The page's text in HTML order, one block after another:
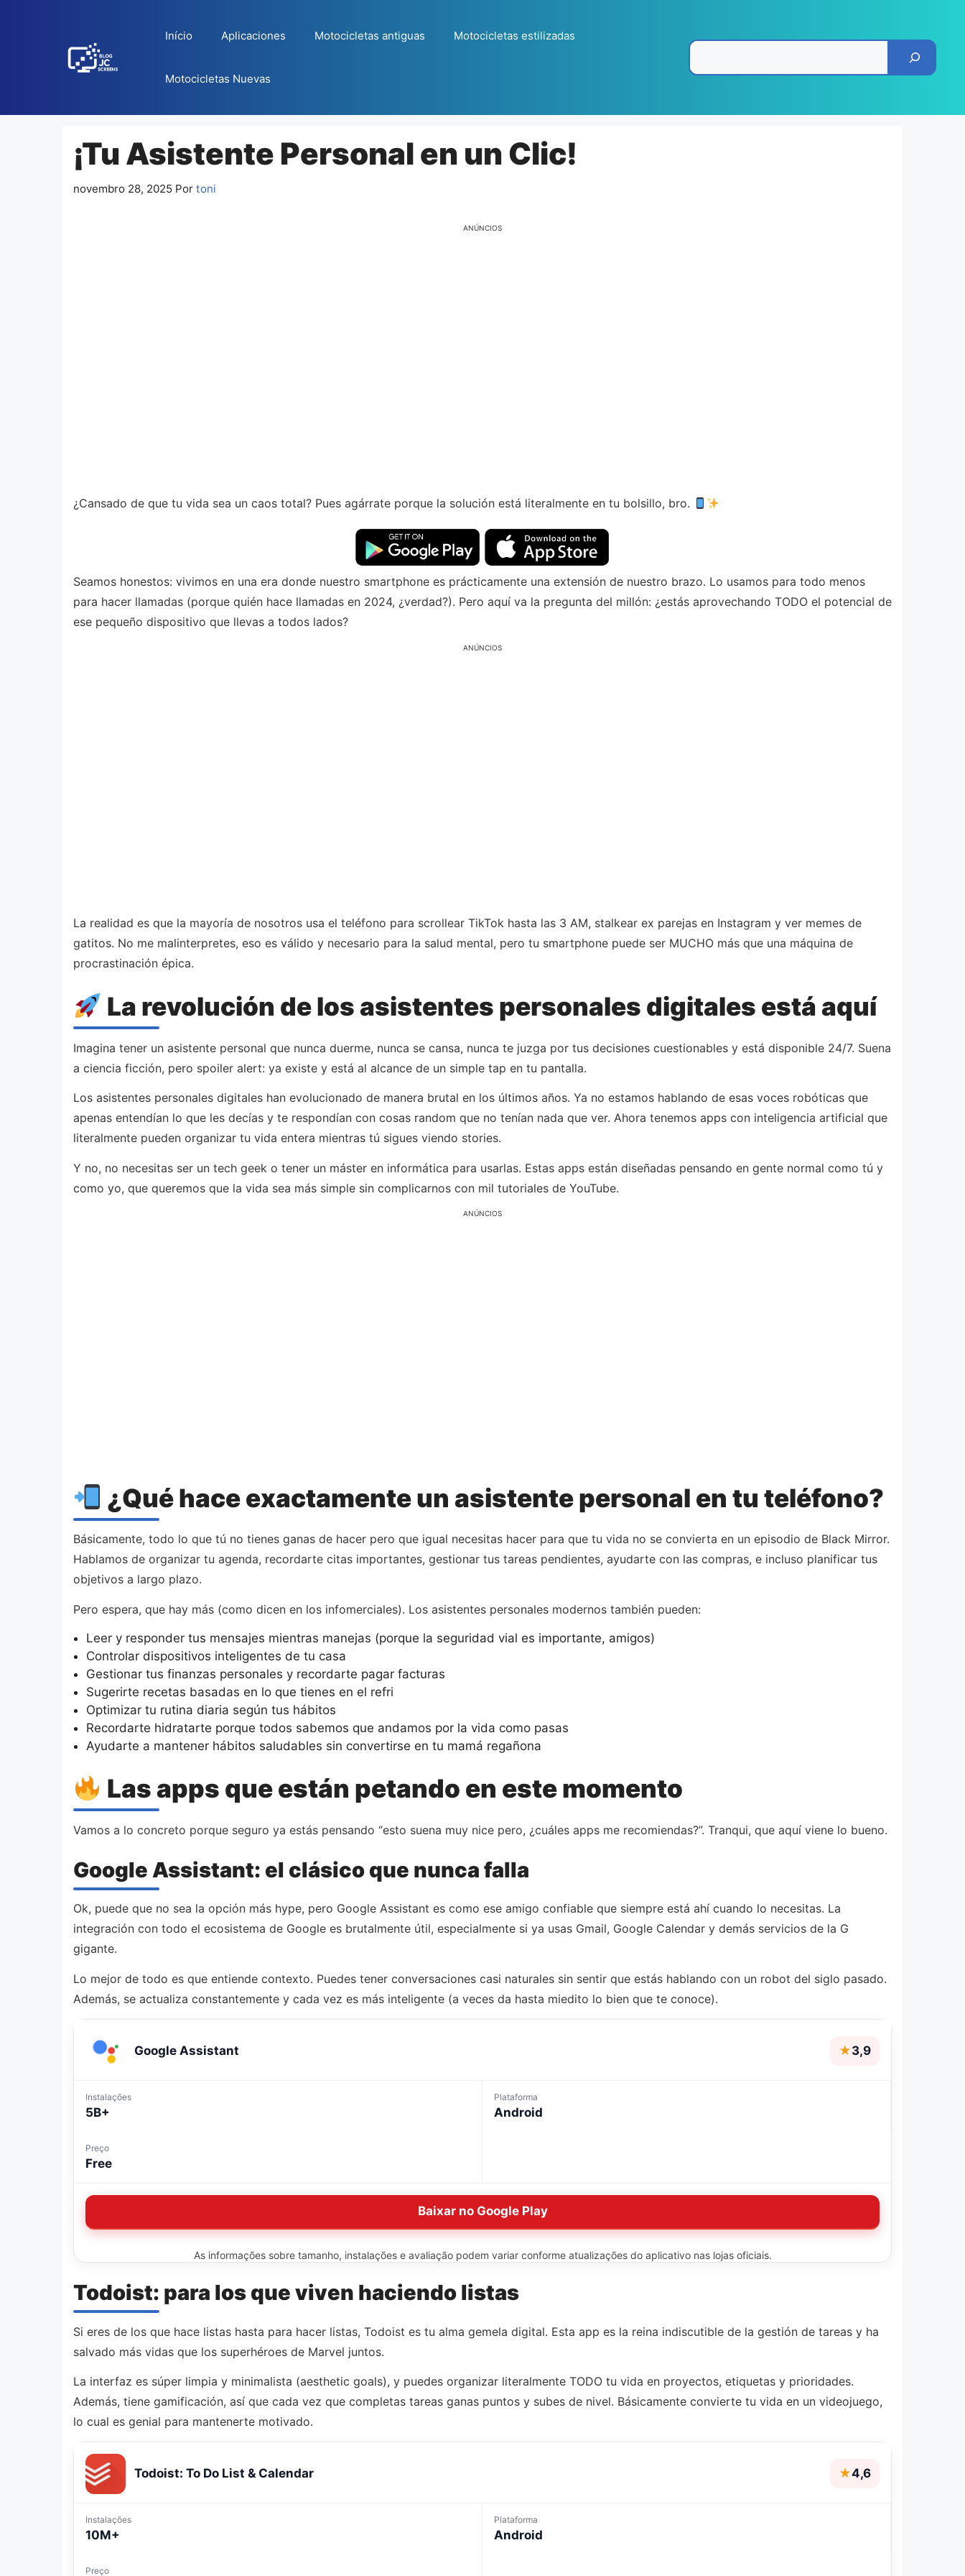
Início Aplicaciones Motocicletas antiguas Motocicletas estilizadas
Motocicletas Nuevas
¡Tu Asistente Personal en un Clic!
novembro 28, 2025 Por toni
ANÚNCIOS
¿Cansado de que tu vida sea un caos total? Pues agárrate porque la solución está literalmente en tu bolsillo, bro.
Seamos honestos: vivimos en una era donde nuestro smartphone es prácticamente una extensión de nuestro brazo. Lo usamos para todo menos
para hacer llamadas (porque quién hace llamadas en 2024, ¿verdad?). Pero aquí va la pregunta del millón: ¿estás aprovechando TODO el potencial de
ese pequeño dispositivo que llevas a todos lados?
ANÚNCIOS
La realidad es que la mayoría de nosotros usa el teléfono para scrollear TikTok hasta las 3 AM, stalkear ex parejas en Instagram y ver memes de
gatitos. No me malinterpretes, eso es válido y necesario para la salud mental, pero tu smartphone puede ser MUCHO más que una máquina de
procrastinación épica.
La revolución de los asistentes personales digitales está aquí
Imagina tener un asistente personal que nunca duerme, nunca se cansa, nunca te juzga por tus decisiones cuestionables y está disponible 24/7. Suena
a ciencia ficción, pero spoiler alert: ya existe y está al alcance de un simple tap en tu pantalla.
Los asistentes personales digitales han evolucionado de manera brutal en los últimos años. Ya no estamos hablando de esas voces robóticas que
apenas entendían lo que les decías y te respondían con cosas random que no tenían nada que ver. Ahora tenemos apps con inteligencia artificial que
literalmente pueden organizar tu vida entera mientras tú sigues viendo stories.
Y no, no necesitas ser un tech geek o tener un máster en informática para usarlas. Estas apps están diseñadas pensando en gente normal como tú y
como yo, que queremos que la vida sea más simple sin complicarnos con mil tutoriales de YouTube.
ANÚNCIOS
¿Qué hace exactamente un asistente personal en tu teléfono?
Básicamente, todo lo que tú no tienes ganas de hacer pero que igual necesitas hacer para que tu vida no se convierta en un episodio de Black Mirror.
Hablamos de organizar tu agenda, recordarte citas importantes, gestionar tus tareas pendientes, ayudarte con las compras, e incluso planificar tus
objetivos a largo plazo.
Pero espera, que hay más (como dicen en los infomerciales). Los asistentes personales modernos también pueden:
Leer y responder tus mensajes mientras manejas (porque la seguridad vial es importante, amigos)
Controlar dispositivos inteligentes de tu casa
Gestionar tus finanzas personales y recordarte pagar facturas
Sugerirte recetas basadas en lo que tienes en el refri
Optimizar tu rutina diaria según tus hábitos
Recordarte hidratarte porque todos sabemos que andamos por la vida como pasas
Ayudarte a mantener hábitos saludables sin convertirse en tu mamá regañona
Las apps que están petando en este momento
Vamos a lo concreto porque seguro ya estás pensando “esto suena muy nice pero, ¿cuáles apps me recomiendas?”. Tranqui, que aquí viene lo bueno.
Google Assistant: el clásico que nunca falla
Ok, puede que no sea la opción más hype, pero Google Assistant es como ese amigo confiable que siempre está ahí cuando lo necesitas. La
integración con todo el ecosistema de Google es brutalmente útil, especialmente si ya usas Gmail, Google Calendar y demás servicios de la G
gigante.
Lo mejor de todo es que entiende contexto. Puedes tener conversaciones casi naturales sin sentir que estás hablando con un robot del siglo pasado.
Además, se actualiza constantemente y cada vez es más inteligente (a veces da hasta miedito lo bien que te conoce).
Google Assistant ★3,9
Instalações
5B+
Plataforma
Android
Preço
Free
Baixar no Google Play
As informações sobre tamanho, instalações e avaliação podem variar conforme atualizações do aplicativo nas lojas oficiais.
Todoist: para los que viven haciendo listas
Si eres de los que hace listas hasta para hacer listas, Todoist es tu alma gemela digital. Esta app es la reina indiscutible de la gestión de tareas y ha
salvado más vidas que los superhéroes de Marvel juntos.
La interfaz es súper limpia y minimalista (aesthetic goals), y puedes organizar literalmente TODO tu vida en proyectos, etiquetas y prioridades.
Además, tiene gamificación, así que cada vez que completas tareas ganas puntos y subes de nivel. Básicamente convierte tu vida en un videojuego,
lo cual es genial para mantenerte motivado.
Todoist: To Do List & Calendar ★4,6
Instalações
10M+
Plataforma
Android
Preço